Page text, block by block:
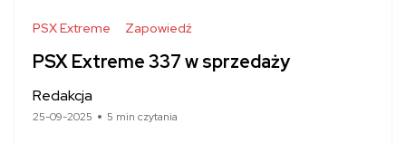
PSX Extreme Zapowiedź
PSX Extreme 337 w sprzedaży
Redakcja
25-09-2025 5 min czytania